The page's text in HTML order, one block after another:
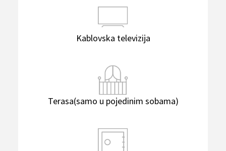
Kablovska televizija
Terasa(samo u pojedinim sobama)